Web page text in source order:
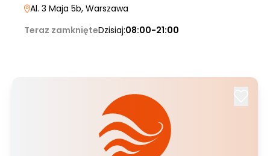
Al. 3 Maja 5b, Warszawa
Teraz zamknięteDzisiaj:08:00-21:00